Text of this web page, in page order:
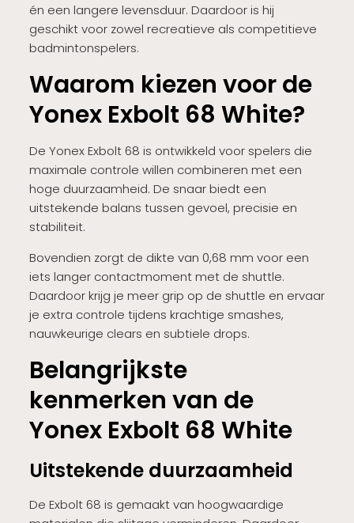
én een langere levensduur. Daardoor is hij
geschikt voor zowel recreatieve als competitieve
badmintonspelers.
Waarom kiezen voor de
Yonex Exbolt 68 White?
De Yonex Exbolt 68 is ontwikkeld voor spelers die
maximale controle willen combineren met een
hoge duurzaamheid. De snaar biedt een
uitstekende balans tussen gevoel, precisie en
stabiliteit.
Bovendien zorgt de dikte van 0,68 mm voor een
iets langer contactmoment met de shuttle.
Daardoor krijg je meer grip op de shuttle en ervaar
je extra controle tijdens krachtige smashes,
nauwkeurige clears en subtiele drops.
Belangrijkste
kenmerken van de
Yonex Exbolt 68 White
Uitstekende duurzaamheid
De Exbolt 68 is gemaakt van hoogwaardige